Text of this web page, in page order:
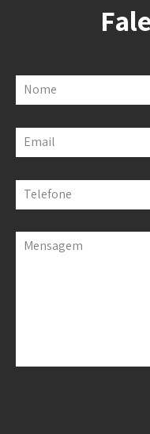
Nome
Email
Telefone
Mensagem